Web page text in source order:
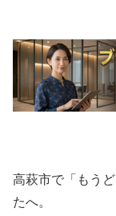
高萩市で「もう
たへ。